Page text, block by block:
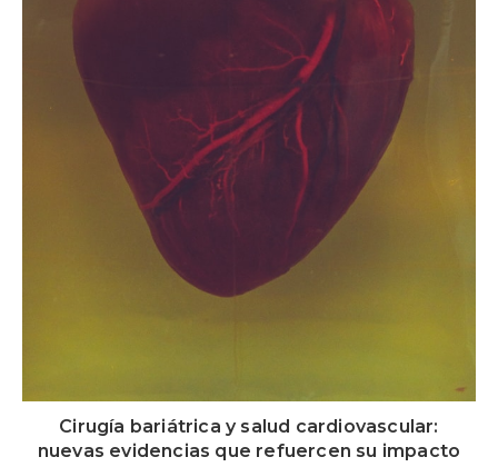
Cirugía bariátrica y salud cardiovascular:
nuevas evidencias que refuercen su impacto